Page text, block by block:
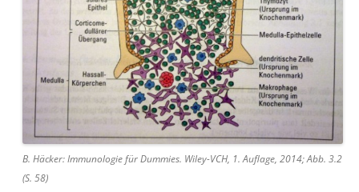
B. Häcker: Immunologie für Dummies. Wiley-VCH, 1. Auflage, 2014; Abb. 3.2
(S. 58)